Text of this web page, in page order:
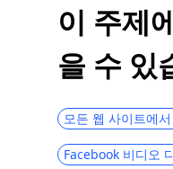
FMovies와 같
다운로드
2023
이 주제
을 수 있
모든 웹 사이트에
Facebook 비디오